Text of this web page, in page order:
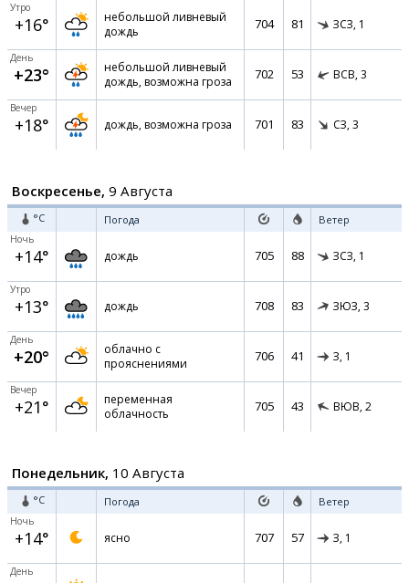
Утро
+16°
небольшой ливневый
дождь
704 81 ЗСЗ, 1
День
+23°
небольшой ливневый
дождь, возможна гроза
702 53 ВСВ, 3
Вечер
+18° дождь, возможна гроза 701 83 СЗ, 3
Воскресенье, 9 Августа
°C Погода Ветер
Ночь
+14° дождь 705 88 ЗСЗ, 1
Утро
+13° дождь 708 83 ЗЮЗ, 3
День
+20°
облачно с
прояснениями
706 41 З, 1
Вечер
+21°
переменная
облачность
705 43 ВЮВ, 2
Понедельник, 10 Августа
°C Погода Ветер
Ночь
+14° ясно 707 57 З, 1
День